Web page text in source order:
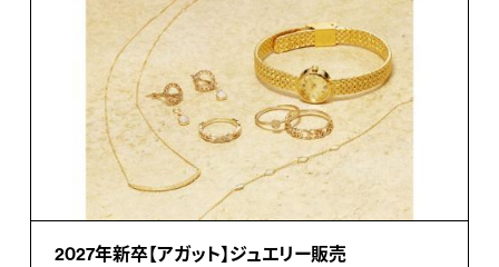
2027年新卒【アガット】ジュエリー販売